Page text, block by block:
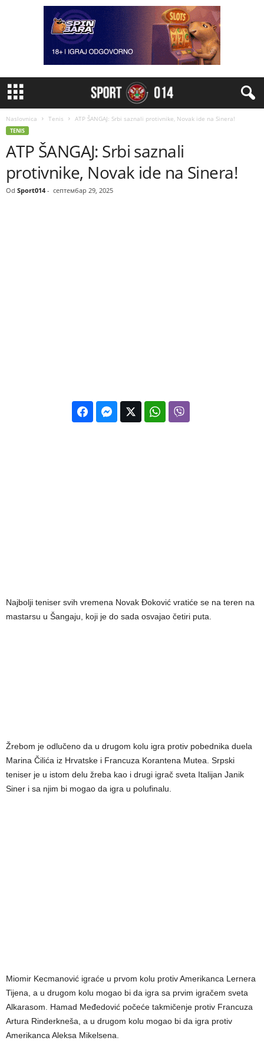
Naslovnica Tenis ATP ŠANGAJ: Srbi saznali protivnike, Novak ide na Sinera!
TENIS
ATP ŠANGAJ: Srbi saznali
protivnike, Novak ide na Sinera!
Od Sport014- септембар 29, 2025
Najbolji teniser svih vremena Novak Đoković vratiće se na teren na
mastarsu u Šangaju, koji je do sada osvajao četiri puta.
Žrebom je odlučeno da u drugom kolu igra protiv pobednika duela
Marina Čilića iz Hrvatske i Francuza Korantena Mutea. Srpski
teniser je u istom delu žreba kao i drugi igrač sveta Italijan Janik
Siner i sa njim bi mogao da igra u polufinalu.
Miomir Kecmanović igraće u prvom kolu protiv Amerikanca Lernera
Tijena, a u drugom kolu mogao bi da igra sa prvim igračem sveta
Alkarasom. Hamad Međedović počeće takmičenje protiv Francuza
Artura Rinderkneša, a u drugom kolu mogao bi da igra protiv
Amerikanca Aleksa Mikelsena.